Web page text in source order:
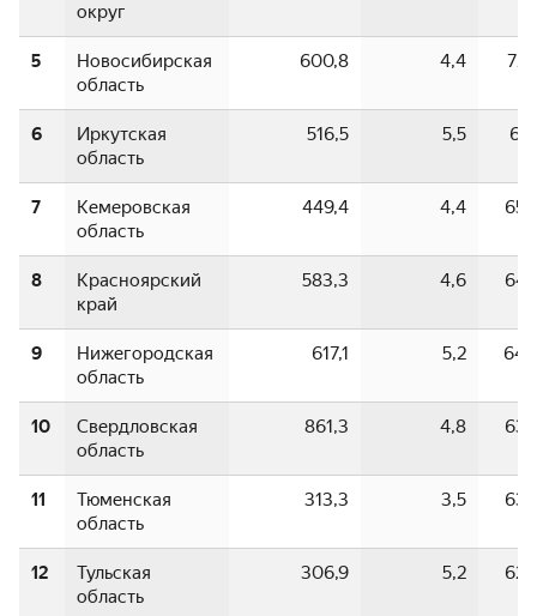
округ
5
Новосибирская
область
600,8 4,4
6
Иркутская
область
516,5 5,5
7
Кемеровская
область
449,4 4,4
8
Красноярский
край
583,3 4,6
9
Нижегородская
область
617,1 5,2
10
Свердловская
область
861,3 4,8
11
Тюменская
область
313,3 3,5
12
Тульская
область
306,9 5,2